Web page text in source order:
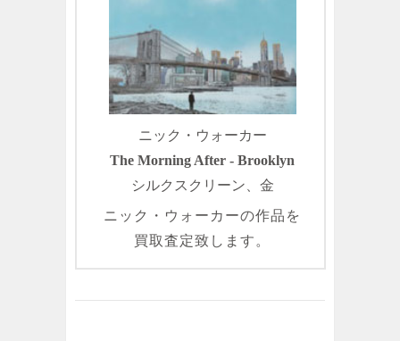
ニック・ウォーカー
The Morning After - Brooklyn
シルクスクリーン、金
ニック・ウォーカーの作品を
買取査定致します。